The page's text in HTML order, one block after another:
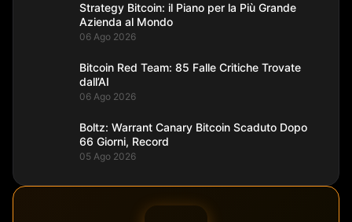
Strategy Bitcoin: il Piano per la Più Grande
Azienda al Mondo
06 Ago 2026
Bitcoin Red Team: 85 Falle Critiche Trovate
dall’AI
06 Ago 2026
Boltz: Warrant Canary Bitcoin Scaduto Dopo
66 Giorni, Record
05 Ago 2026